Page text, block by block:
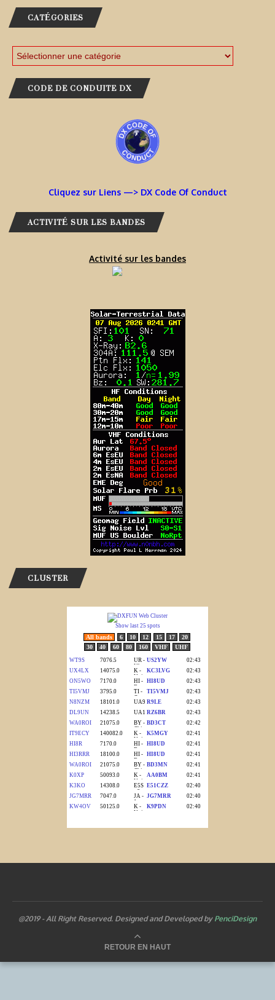
CATÉGORIES
CODE DE CONDUITE DX
Cliquez sur Liens —> DX Code Of Conduct
ACTIVITÉ SUR LES BANDES
Activité sur les bandes
CLUSTER
@2019 - All Right Reserved. Designed and Developed by PenciDesign
RETOUR EN HAUT